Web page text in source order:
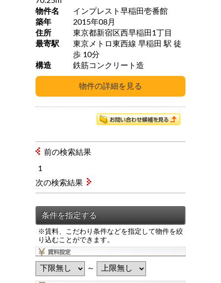
※賃料、こだわり条件などを指定して物件を絞
り込むことができます。
～
物件名
インプレスト早稲田壱番館
築年
2015年08月
住所
東京都新宿区西早稲田1丁目
最寄駅
東京メトロ東西線 早稲田 駅 徒
歩 10分
構造
鉄筋コンクリート造
前の検索結果
1